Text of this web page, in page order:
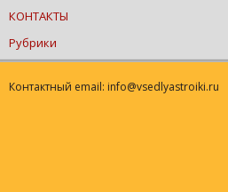
КОНТАКТЫ
Рубрики
Контактный email: info@vsedlyastroiki.ru